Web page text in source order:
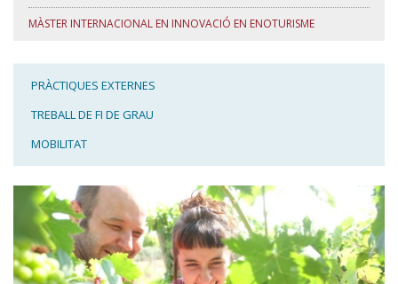
MÀSTER INTERNACIONAL EN INNOVACIÓ EN ENOTURISME
PRÀCTIQUES EXTERNES
TREBALL DE FI DE GRAU
MOBILITAT